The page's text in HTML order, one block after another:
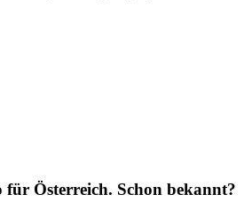
für Österreich. Schon bekannt?